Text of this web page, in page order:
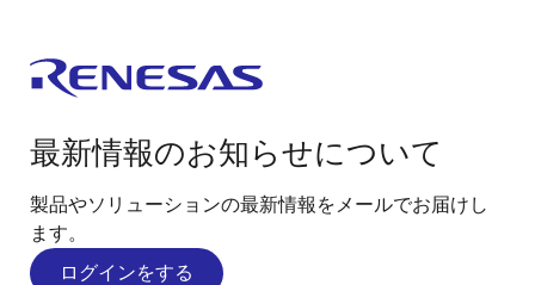
最新情報のお知らせについて
製品やソリューションの最新情報をメールでお届けし
ます。
ログインをする